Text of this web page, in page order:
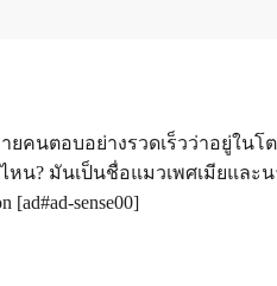
คนตอบอย่างรวดเร็วว่าอยู่ใน
หน? มันเป็นชื่อแมวเพศเมียแล
sense00]